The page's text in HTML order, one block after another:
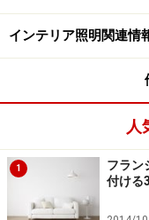
インテリア照明関連情
人
1
フラン
付ける